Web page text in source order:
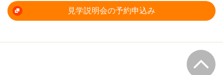
見学説明会の予約申込み